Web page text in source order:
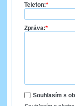
Telefon:*
Zpráva:*
Souhlasím s